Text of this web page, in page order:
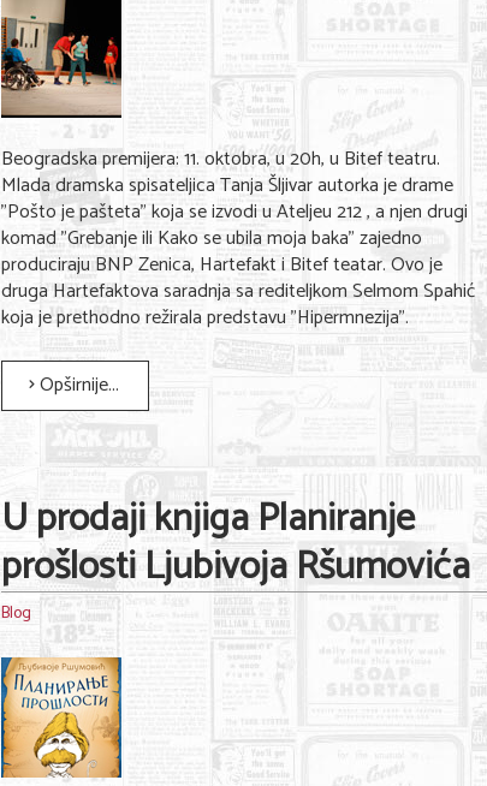
Beogradska premijera: 11. oktobra, u 20h, u Bitef teatru.
Mlada dramska spisateljica Tanja Šljivar autorka je drame
"Pošto je pašteta" koja se izvodi u Ateljeu 212 , a njen drugi
komad "Grebanje ili Kako se ubila moja baka" zajedno
produciraju BNP Zenica, Hartefakt i Bitef teatar. Ovo je
druga Hartefaktova saradnja sa rediteljkom Selmom Spahić
koja je prethodno režirala predstavu "Hipermnezija".
Opširnije...
U prodaji knjiga Planiranje
prošlosti Ljubivoja Ršumovića
Blog